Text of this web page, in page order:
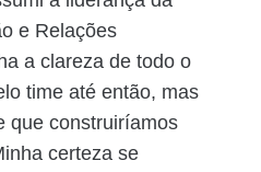
e Relações
a clareza de todo o
time até então, mas
que construiríamos
certeza se